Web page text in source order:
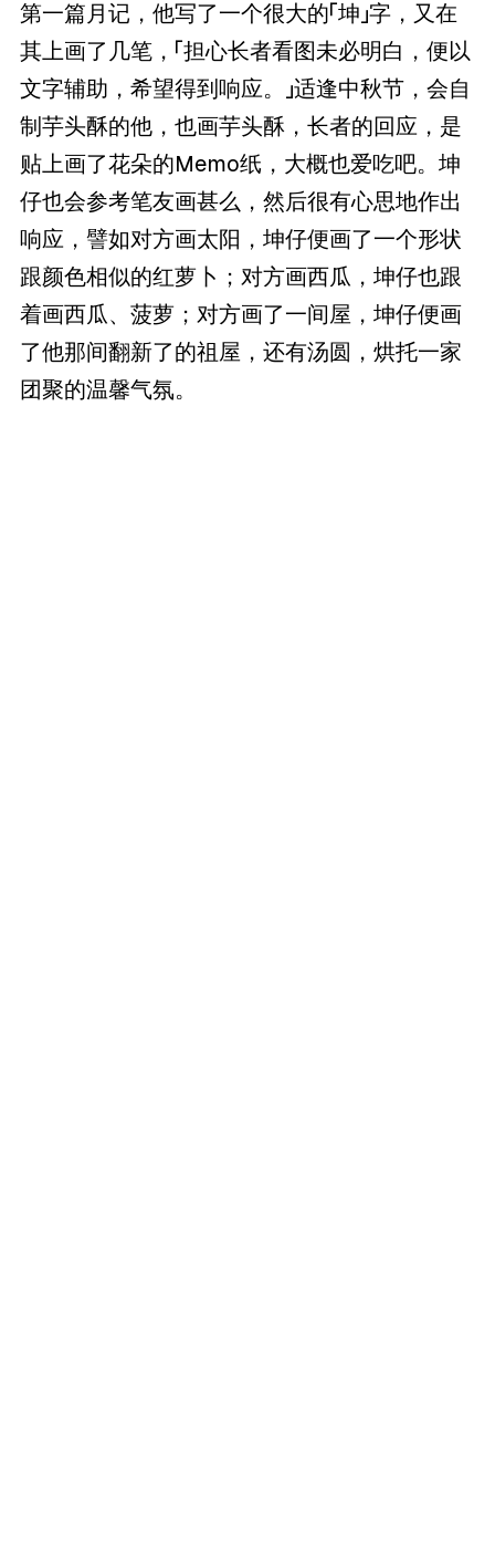
第一篇月记，他写了一个很大的「坤」字，又在
其上画了几笔，「担心长者看图未必明白，便以
文字辅助，希望得到响应。」适逢中秋节，会自
制芋头酥的他，也画芋头酥，长者的回应，是
贴上画了花朵的Memo纸，大概也爱吃吧。坤
仔也会参考笔友画甚么，然后很有心思地作出
响应，譬如对方画太阳，坤仔便画了一个形状
跟颜色相似的红萝卜；对方画西瓜，坤仔也跟
着画西瓜、菠萝；对方画了一间屋，坤仔便画
了他那间翻新了的祖屋，还有汤圆，烘托一家
团聚的温馨气氛。